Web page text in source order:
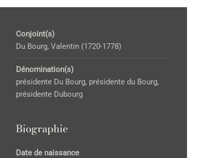
Conjoint(s)
Du Bourg, Valentin (1720-1778)
Dénomination(s)
présidente Du Bourg, présidente du Bourg,
présidente Dubourg
Biographie
Date de naissance